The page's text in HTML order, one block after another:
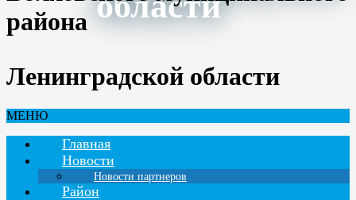
района
Ленинградской области
МЕНЮ
Главная
Новости
Новости партнеров
Район